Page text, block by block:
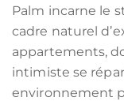
Palm incarne le
cadre naturel
appartements,
intimiste se
environnement